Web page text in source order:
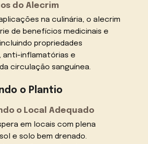
do Alecrim
na culinária, o alecrim
de benefícios medicinais e
propriedades
anti-inflamatórias e
circulação sanguínea.
o Plantio
o Local Adequado
em locais com plena
e solo bem drenado.